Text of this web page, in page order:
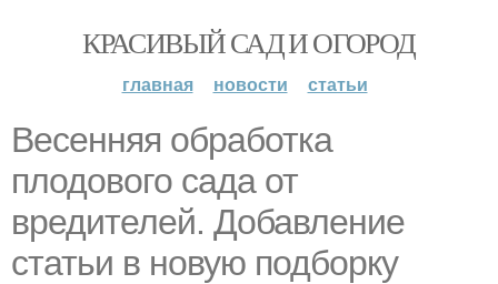
КРАСИВЫЙ САД И ОГОРОД
главная новости статьи
Весенняя обработка
плодового сада от
вредителей. Добавление
статьи в новую подборку